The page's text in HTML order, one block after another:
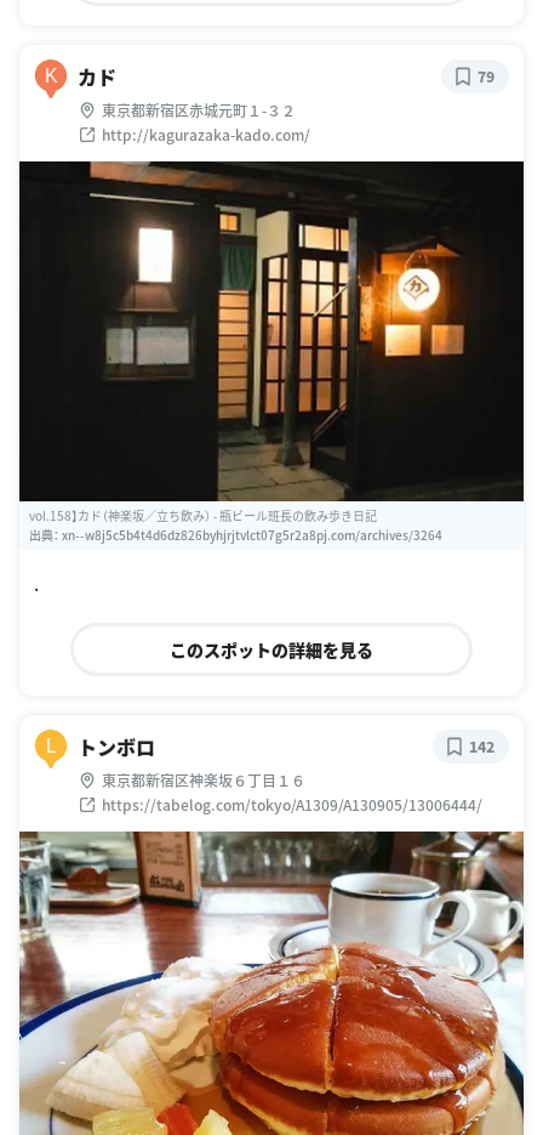
K カド
東京都新宿区赤城元町１-３２
http://kagurazaka-kado.com/
79
vol.158】カド（神楽坂／立ち飲み） - 瓶ビール班長の飲み歩き日記
出典： xn--w8j5c5b4t4d6dz826byhjrjtvlct07g5r2a8pj.com/archives/3264
.
このスポットの詳細を見る
L トンボロ
東京都新宿区神楽坂６丁目１６
https://tabelog.com/tokyo/A1309/A130905/13006444/
142